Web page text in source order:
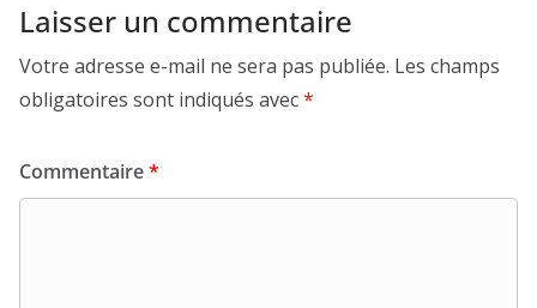
Laisser un commentaire
Votre adresse e-mail ne sera pas publiée. Les champs
obligatoires sont indiqués avec*
Commentaire*